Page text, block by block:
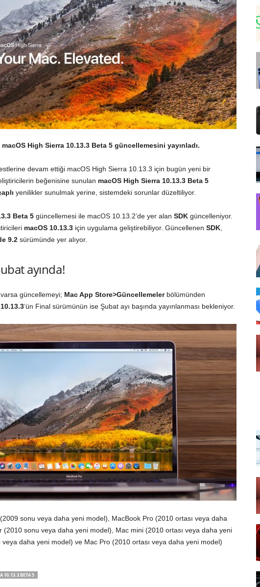
High Sierra 10.13.3 Beta 5 güncellemesini yayınladı.
devam ettiği macOS High Sierra 10.13.3 için bugün yeni bir
beğenisine sunulan macOS High Sierra 10.13.3 Beta 5
yenilikler sunulmak yerine, sistemdeki sorunlar düzeltiliyor.
Beta 5güncellemesi ile macOS 10.13.2’de yer alan SDKgüncelleniyor.
macOS 10.13.3için uygulama geliştirebiliyor. Güncellenen SDK,
9.2sürümünde yer alıyor.
ayında!
güncellemeyi; Mac App Store>Güncellemelerbölümünden
‘ün Final sürümünün ise Şubat ayı başında yayınlanması bekleniyor.
sonu veya daha yeni model), MacBook Pro (2010 ortası veya daha
(2010 sonu veya daha yeni model), Mac mini (2010 ortası veya daha yeni
daha yeni model) ve Mac Pro (2010 ortası veya daha yeni model)
10.13.3 BETA 5